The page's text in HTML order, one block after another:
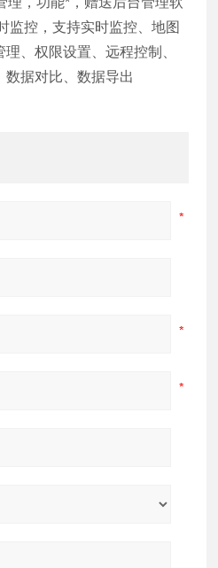
监控，支持实时监控、地图
、权限设置、远程控制、
数据对比、数据导出